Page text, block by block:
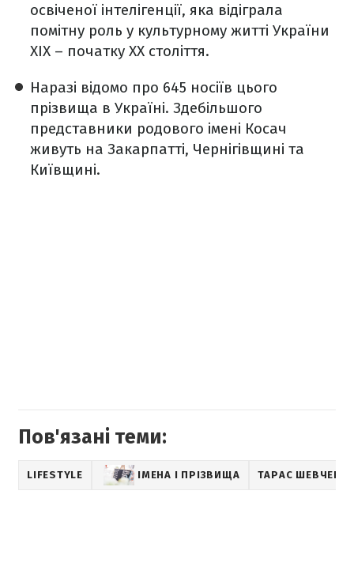
освіченої інтелігенції, яка відіграла
помітну роль у культурному житті України
XIX – початку XX століття.
Наразі відомо про 645 носіїв цього
прізвища в Україні. Здебільшого
представники родового імені Косач
живуть на Закарпатті, Чернігівщині та
Київщині.
Пов'язані теми:
LIFESTYLE ІМЕНА І ПРІЗВИЩА ТАРАС